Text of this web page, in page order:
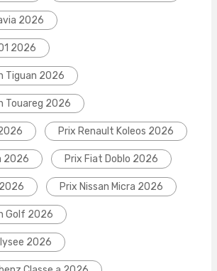
2026
2026
Tiguan 2026
Touareg 2026
Prix Renault Koleos 2026
2026 Prix Fiat Doblo 2026
Prix Nissan Micra 2026
Golf 2026
2026